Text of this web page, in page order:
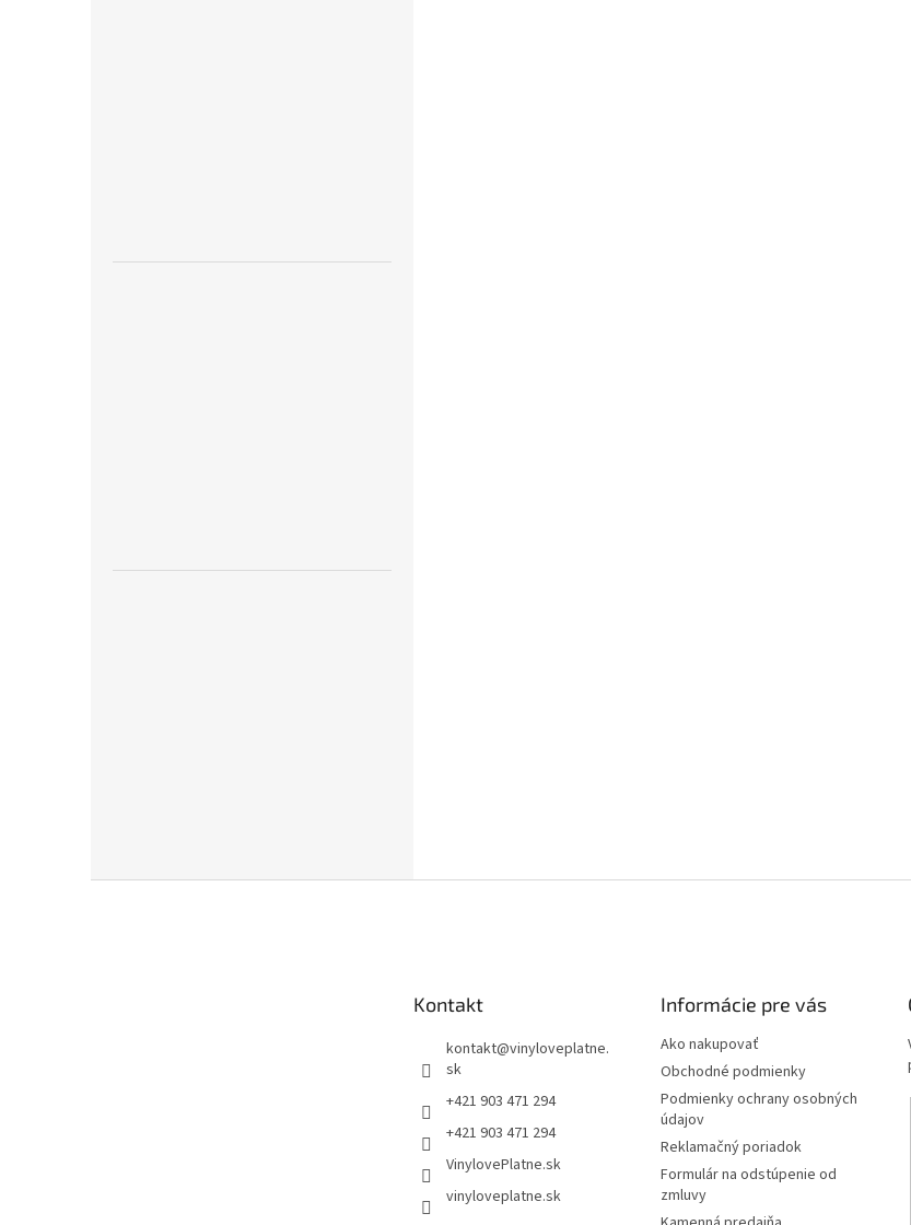
Kontakt
kontakt@vinyloveplatne.
sk
+421 903 471 294
+421 903 471 294
VinylovePlatne.sk
vinyloveplatne.sk
Informácie pre vás
Ako nakupovať
Obchodné podmienky
Podmienky ochrany osobných
údajov
Reklamačný poriadok
Formulár na odstúpenie od
zmluvy